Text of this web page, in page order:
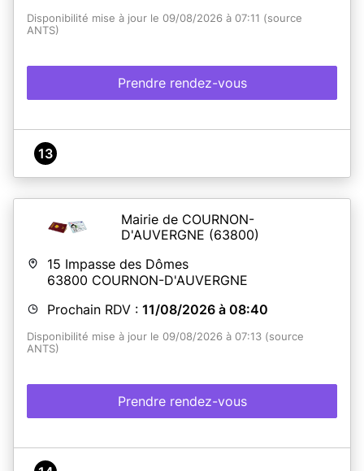
Disponibilité mise à jour le 09/08/2026 à 07:11 (source
ANTS)
Prendre rendez-vous
13
Mairie de COURNON-
D'AUVERGNE (63800)
15 Impasse des Dômes
63800 COURNON-D'AUVERGNE
Prochain RDV : 11/08/2026 à 08:40
Disponibilité mise à jour le 09/08/2026 à 07:13 (source
ANTS)
Prendre rendez-vous